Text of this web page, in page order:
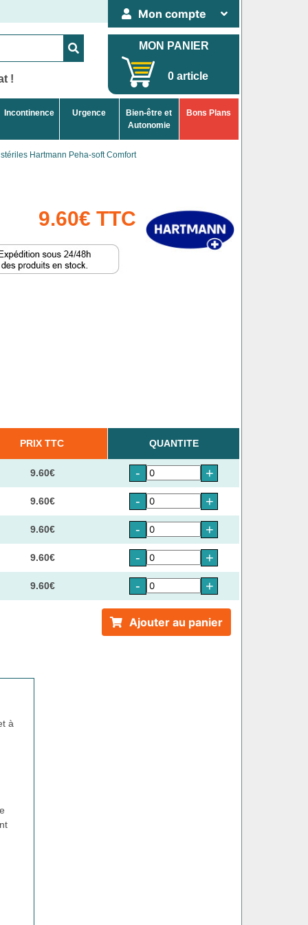
Mon compte
!
MON PANIER
0 article
Incontinence Urgence
Bien-être et
Autonomie
Bons Plans
Hartmann Peha-soft Comfort
9.60€ TTC
PRIX TTC QUANTITE
9.60€ - +
9.60€ - +
9.60€ - +
9.60€ - +
9.60€ - +
Ajouter au panier
à